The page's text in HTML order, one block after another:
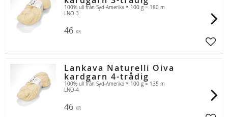
100% ull från Syd-Amerika * 100 g = 180 m
LNO-3
46 KR
Lankava Naturelli Oiva
kardgarn 4-trådig
100% ull från Syd-Amerika * 100 g = 135 m
LNO-4
46 KR